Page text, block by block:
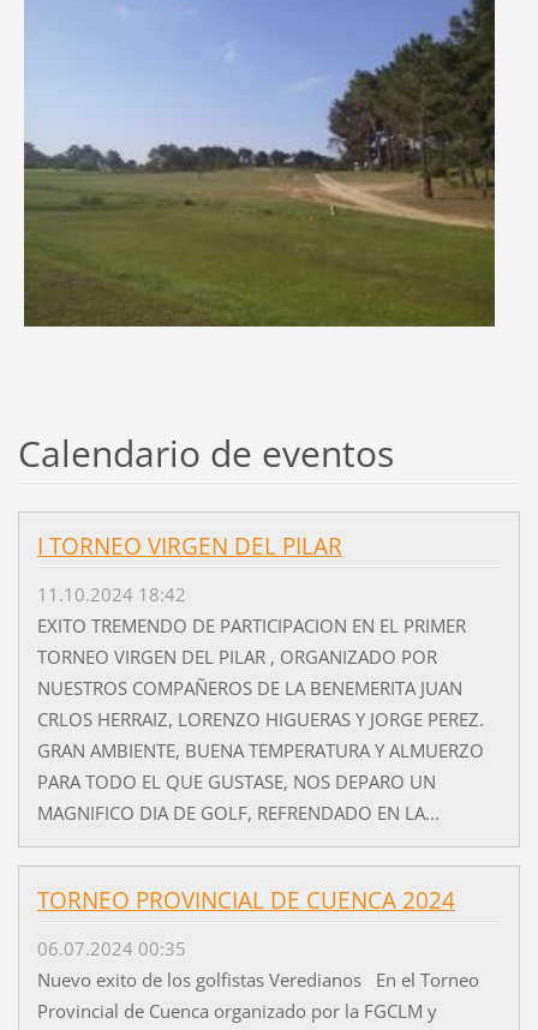
Calendario de eventos
I TORNEO VIRGEN DEL PILAR
11.10.2024 18:42
EXITO TREMENDO DE PARTICIPACION EN EL PRIMER
TORNEO VIRGEN DEL PILAR , ORGANIZADO POR
NUESTROS COMPAÑEROS DE LA BENEMERITA JUAN
CRLOS HERRAIZ, LORENZO HIGUERAS Y JORGE PEREZ.
GRAN AMBIENTE, BUENA TEMPERATURA Y ALMUERZO
PARA TODO EL QUE GUSTASE, NOS DEPARO UN
MAGNIFICO DIA DE GOLF, REFRENDADO EN LA...
TORNEO PROVINCIAL DE CUENCA 2024
06.07.2024 00:35
Nuevo exito de los golfistas Veredianos En el Torneo
Provincial de Cuenca organizado por la FGCLM y